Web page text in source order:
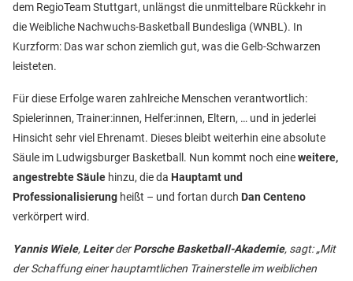
dem RegioTeam Stuttgart, unlängst die unmittelbare Rückkehr in
die Weibliche Nachwuchs-Basketball Bundesliga (WNBL). In
Kurzform: Das war schon ziemlich gut, was die Gelb-Schwarzen
leisteten.
Für diese Erfolge waren zahlreiche Menschen verantwortlich:
Spielerinnen, Trainer:innen, Helfer:innen, Eltern, … und in jederlei
Hinsicht sehr viel Ehrenamt. Dieses bleibt weiterhin eine absolute
Säule im Ludwigsburger Basketball. Nun kommt noch eineweitere,
angestrebte Säule hinzu, die da Hauptamt und
Professionalisierung heißt – und fortan durch Dan Centeno
verkörpert wird.
Yannis Wiele, LeiterderPorsche Basketball-Akademie, sagt: „Mit
der Schaffung einer hauptamtlichen Trainerstelle im weiblichen